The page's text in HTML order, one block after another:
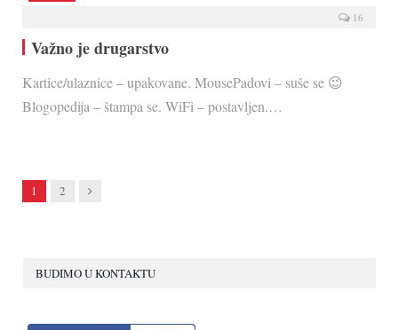
16
Važno je drugarstvo
Kartice/ulaznice – upakovane. MousePadovi – suše se 😉
Blogopedija – štampa se. WiFi – postavljen.…
1 2 Next
BUDIMO U KONTAKTU